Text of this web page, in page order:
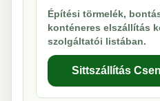
Építési törmelék,
konténeres elszállítás
szolgáltatói listában.
Sittszállítás